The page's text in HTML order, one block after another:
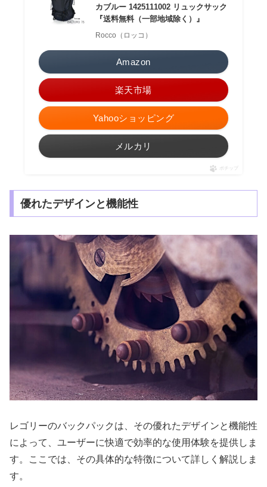
カブルー 1425111002 リュックサック
『送料無料（一部地域除く）』
Rocco（ロッコ）
Amazon
楽天市場
Yahooショッピング
メルカリ
ポチップ
優れたデザインと機能性
レゴリーのバックパックは、その優れたデザインと機能性
によって、ユーザーに快適で効率的な使用体験を提供しま
す。ここでは、その具体的な特徴について詳しく解説しま
す。